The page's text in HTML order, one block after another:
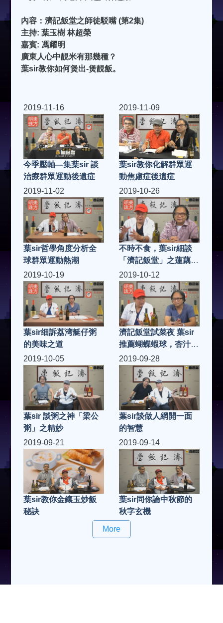
內容：濟記飯堂之師徒駁嘴 (第2集)
主持: 葉玉樹 林超榮
嘉賓: 馮耀明
廣東人心中靚米有那幾種？
葉sir教你如何煲出-煲靚飯。
2019-11-16
今季壓軸—集葉sir 談
治療群眾運動後遺症
2019-11-09
葉sir教你化解群眾運
動焦慮症後遺症
2019-11-02
葉sir哲學角度分析全
球群眾運動熱潮
2019-10-26
不時不食，葉sir細談
「濟記飯堂」之蓮藕花
生炆豬手
2019-10-19
葉sir细訴荔湾艇仔粥
的美味之道
2019-10-12
濟記飯堂試菜夜 葉sir
推薦蝴蝶蝦球，杏汁豬
肺湯
2019-10-05
葉sir 談粥之神「梁公
粥」之精妙
2019-09-28
葉sir談做人網開一面
的智慧
2019-09-21
葉sir教你金鑲玉炒飯
秘訣
2019-09-14
葉sir同你論中秋節的
秋字玄機
More